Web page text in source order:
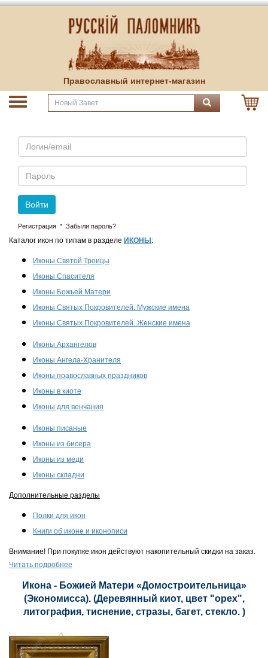
Православный интернет-магазин
Email
Пароль
Войти
Регистрация · Забыли пароль?
Каталог икон по типам в разделе ИКОНЫ :
Иконы Святой Троицы
Иконы Спасителя
Иконы Божьей Матери
Иконы Святых Покровителей. Мужские имена
Иконы Святых Покровителей. Женские имена
Иконы Архангелов
Иконы Ангела-Хранителя
Иконы православных праздников
Иконы в киоте
Иконы для венчания
Иконы писаные
Иконы из бисера
Иконы из меди
Иконы складни
Дополнительные разделы
Полки для икон
Книги об иконе и иконописи
Внимание! При покупке икон действуют накопительный скидки на заказ.
Читать подробнее
Икона - Божией Матери «Домостроительница»
(Экономисса). (Деревянный киот, цвет "орех",
литография, тиснение, стразы, багет, стекло. )